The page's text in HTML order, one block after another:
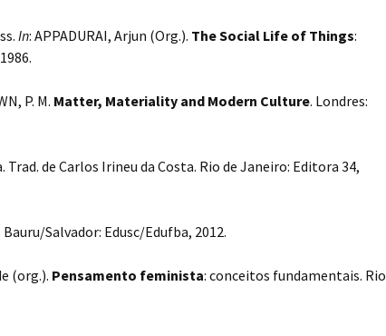
In: APPADURAI, Arjun (Org.). The Social Life of Things:
P. M. Matter, Materiality and Modern Culture. Londres:
de Carlos Irineu da Costa. Rio de Janeiro: Editora 34,
Salvador: Edusc/Edufba, 2012.
(org.). Pensamento feminista: conceitos fundamentais. Rio